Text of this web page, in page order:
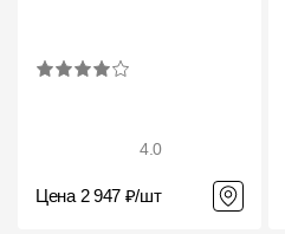
4.0
Цена 2 947 ₽/шт